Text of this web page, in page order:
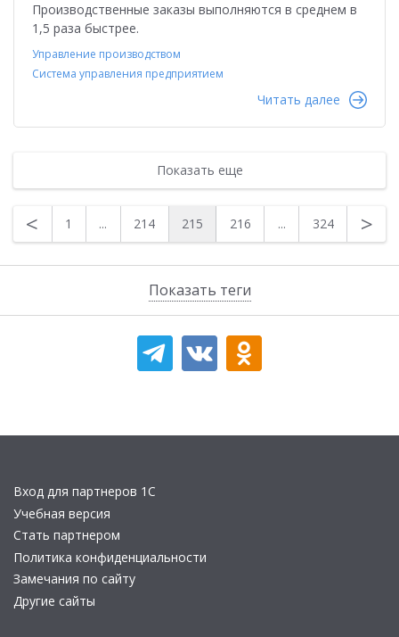
Показать теги
Производственные заказы выполняются в среднем в
1,5 раза быстрее.
Управление производством
Система управления предприятием
Читать далее
Показать еще
< 1 ... 214 215 216 ... 324 >
Вход для партнеров 1С
Учебная версия
Стать партнером
Политика конфиденциальности
Замечания по сайту
Другие сайты